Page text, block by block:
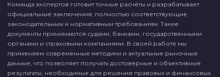
Команда экспертов готовит точные расчёты и разрабатывает
официальные заключения, полностью соответствующие
законодательным и нормативным требованиям. Такие
документы принимаются судами, банками, государственными
органами и страховыми компаниями. В своей работе мы
применяем современные методики и актуальные рыночные
данные, что позволяет получать достоверные и объективные
результаты, необходимые для решения правовых и финансовых